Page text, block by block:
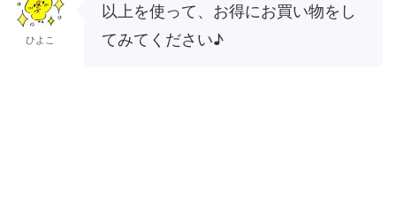
ひよこ
以上を使って、お得にお買い物をし
てみてください♪